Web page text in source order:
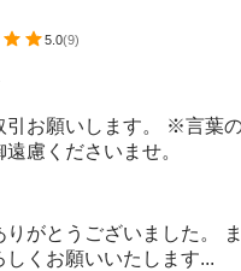
5.0(9)
引お願いします。 ※言葉
慮くださいませ。
りがとうございました。
しくお願いいたします...